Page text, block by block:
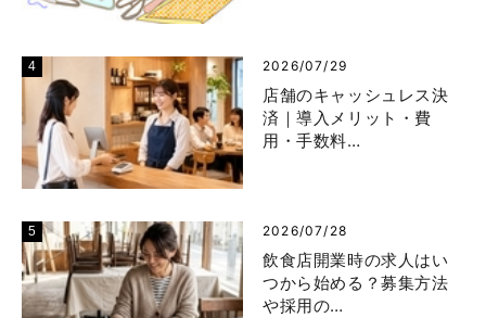
2026/07/29
店舗のキャッシュレス決
済｜導入メリット・費
用・手数料…
2026/07/28
飲食店開業時の求人はい
つから始める？募集方法
や採用の…